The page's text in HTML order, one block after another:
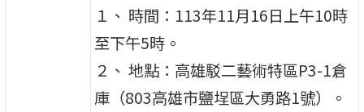
１、 時間：113年11月16日上午10時
至下午5時。
２、 地點：高雄駁二藝術特區P3-1倉
庫（803高雄市鹽埕區大勇路1號）。